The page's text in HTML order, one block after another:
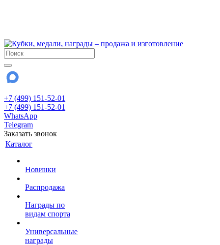
+7 (499) 151-52-01
+7 (499) 151-52-01
WhatsApp
Telegram
Заказать звонок
Каталог
Новинки
Распродажа
Награды по
видам спорта
Универсальные
награды